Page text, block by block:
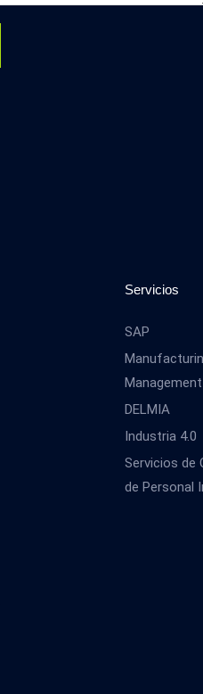
Servicios
SAP
DELMIA
Industria 4.0
Servicios de
de Personal